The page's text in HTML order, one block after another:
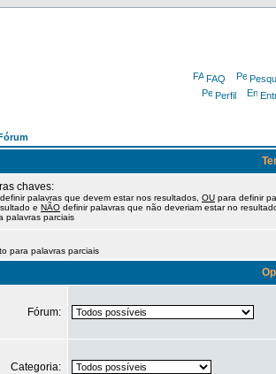
FAQ
Perfil
chaves:
palavras que devem estar nos resultados, OU para definir
e NÃO definir palavras que não deveriam estar no
palavras parciais
para palavras parciais
Fórum:
Categoria: